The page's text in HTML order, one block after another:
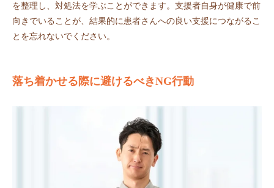
を整理し、対処法を学ぶことができます。支援者自身が健康で前
向きでいることが、結果的に患者さんへの良い支援につながるこ
とを忘れないでください。
落ち着かせる際に避けるべきNG行動